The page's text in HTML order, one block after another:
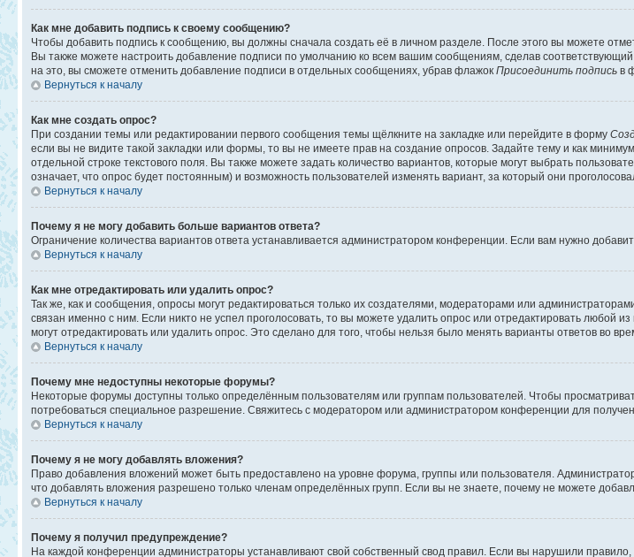
Как мне добавить подпись к своему сообщению?
Чтобы добавить подпись к сообщению, вы должны сначала создать её в личном разделе. После этого вы можете
Вы также можете настроить добавление подписи по умолчанию ко всем вашим сообщениям, сделав
на это, вы сможете отменить добавление подписи в отдельных сообщениях, убрав флажок Присоединить подпись в
Вернуться к началу
Как мне создать опрос?
При создании темы или редактировании первого сообщения темы щёлкните на закладке или перейдите в форму
если вы не видите такой закладки или формы, то вы не имеете прав на создание опросов. Задайте тему и как
отдельной строке текстового поля. Вы также можете задать количество вариантов, которые могут выбрать
означает, что опрос будет постоянным) и возможность пользователей изменять вариант, за который они
Вернуться к началу
Почему я не могу добавить больше вариантов ответа?
Ограничение количества вариантов ответа устанавливается администратором конференции. Если вам нужно
Вернуться к началу
Как мне отредактировать или удалить опрос?
Так же, как и сообщения, опросы могут редактироваться только их создателями, модераторами или
связан именно с ним. Если никто не успел проголосовать, то вы можете удалить опрос или отредактировать любой
могут отредактировать или удалить опрос. Это сделано для того, чтобы нельзя было менять варианты ответов во
Вернуться к началу
Почему мне недоступны некоторые форумы?
Некоторые форумы доступны только определённым пользователям или группам пользователей. Чтобы
потребоваться специальное разрешение. Свяжитесь с модератором или администратором конференции для
Вернуться к началу
Почему я не могу добавлять вложения?
Право добавления вложений может быть предоставлено на уровне форума, группы или пользователя.
что добавлять вложения разрешено только членам определённых групп. Если вы не знаете, почему не можете
Вернуться к началу
Почему я получил предупреждение?
На каждой конференции администраторы устанавливают свой собственный свод правил. Если вы нарушили